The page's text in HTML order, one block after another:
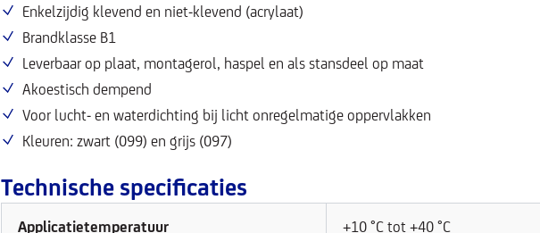
Enkelzijdig klevend en niet-klevend (acrylaat)
Brandklasse B1
Leverbaar op plaat, montagerol, haspel en als stansdeel op maat
Akoestisch dempend
Voor lucht- en waterdichting bij licht onregelmatige oppervlakken
Kleuren: zwart (099) en grijs (097)
Technische specificaties
Applicatietemperatuur +10 °C tot +40 °C